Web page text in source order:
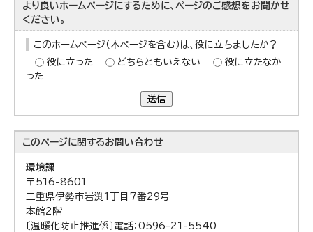
より良いホームページにするために、ページのご感想をお聞かせ
ください。
このホームページ（本ページを含む）は、役に立ちましたか？
役に立った
どちらともいえない
役に立たなか
った
送信
このページに関するお問い合わせ
環境課
〒516-8601
三重県伊勢市岩渕1丁目7番29号
本館2階
〔温暖化防止推進係〕電話：0596-21-5540